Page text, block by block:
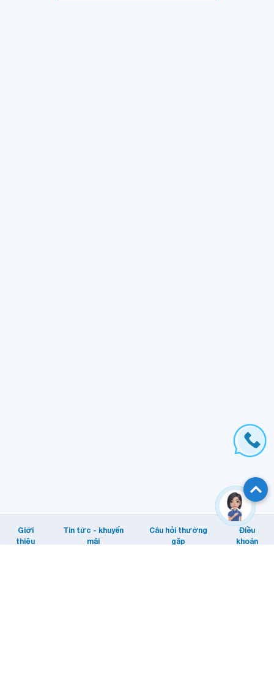
Giới
thiệu
Tin tức - khuyến
mãi
Câu hỏi thường
gặp
Điều
khoản